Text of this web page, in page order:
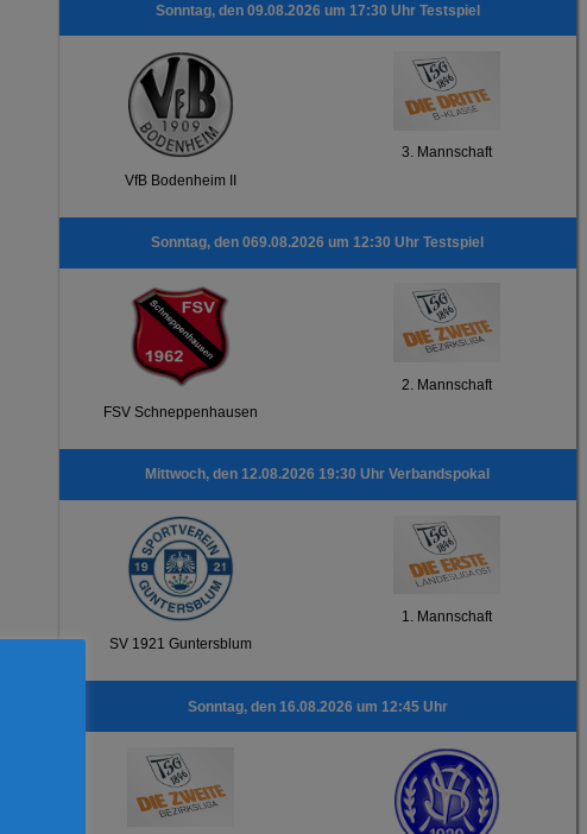
Sonntag, den 09.08.2026 um 17:30 Uhr Testspiel
VfB Bodenheim II
3. Mannschaft
Sonntag, den 069.08.2026 um 12:30 Uhr Testspiel
FSV Schneppenhausen
2. Mannschaft
Mittwoch, den 12.08.2026 19:30 Uhr Verbandspokal
SV 1921 Guntersblum
1. Mannschaft
Sonntag, den 16.08.2026 um 12:45 Uhr